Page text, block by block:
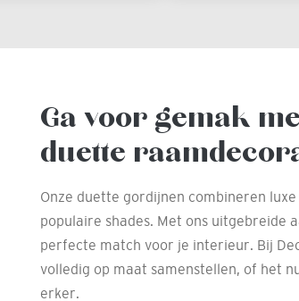
Ga voor gemak
duette
Onze duette gordijnen combineren
populaire shades. Met ons uitgebreide
perfecte match voor je interieur. Bij
volledig op maat samenstellen, of het
erker.